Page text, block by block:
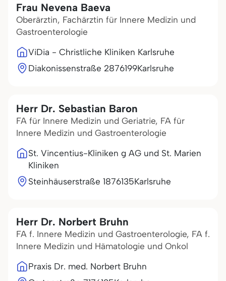
Frau Nevena Baeva
Oberärztin, Fachärztin für Innere Medizin und
Gastroenterologie
ViDia - Christliche Kliniken Karlsruhe
Diakonissenstraße 2876199Karlsruhe
Herr Dr. Sebastian Baron
FA für Innere Medizin und Geriatrie, FA für
Innere Medizin und Gastroenterologie
St. Vincentius-Kliniken g AG und St. Marien
Kliniken
Steinhäuserstraße 1876135Karlsruhe
Herr Dr. Norbert Bruhn
FA f. Innere Medizin und Gastroenterologie, FA f.
Innere Medizin und Hämatologie und Onkol
Praxis Dr. med. Norbert Bruhn